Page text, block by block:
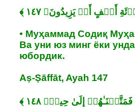
• Муҳаммад Содиқ
Ва уни юз минг ёки
юбордик.
Aṣ-Ṣāffāt, Ayah 147